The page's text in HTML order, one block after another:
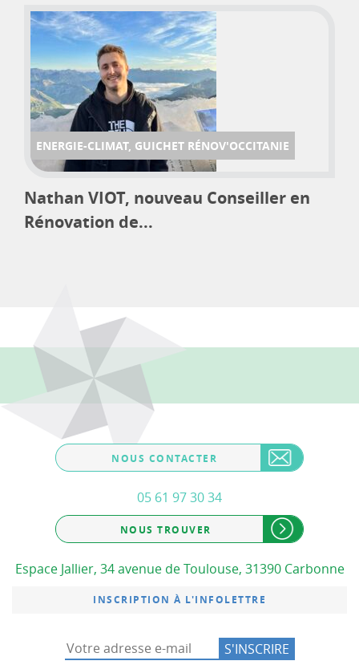
ENERGIE-CLIMAT, GUICHET RÉNOV'OCCITANIE
Nathan VIOT, nouveau Conseiller en
Rénovation de...
NOUS CONTACTER
05 61 97 30 34
NOUS TROUVER
Espace Jallier, 34 avenue de Toulouse, 31390 Carbonne
INSCRIPTION À L'INFOLETTRE